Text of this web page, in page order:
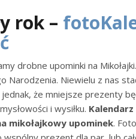
rok –
drobne upominki na
Narodzenia. Niewielu z nas
jednak, że mniejsze prezenty
i wysiłku.
mikołajkowy upominek.